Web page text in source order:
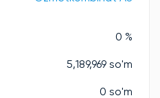
0 %
5,189,969 so'm
0 so'm